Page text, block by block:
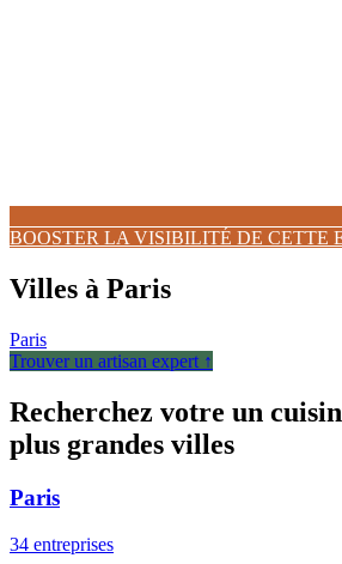
BOOSTER LA VISIBILITÉ DE CETTE
Villes à Paris
Paris
Trouver un artisan expert ↑
Recherchez votre un
plus grandes villes
Paris
34 entreprises